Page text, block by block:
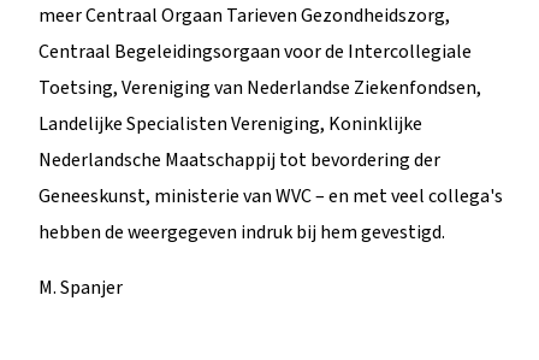
meer Centraal Orgaan Tarieven Gezondheidszorg,
Centraal Begeleidingsorgaan voor de Intercollegiale
Toetsing, Vereniging van Nederlandse Ziekenfondsen,
Landelijke Specialisten Vereniging, Koninklijke
Nederlandsche Maatschappij tot bevordering der
Geneeskunst, ministerie van WVC – en met veel collega's
hebben de weergegeven indruk bij hem gevestigd.
M. Spanjer